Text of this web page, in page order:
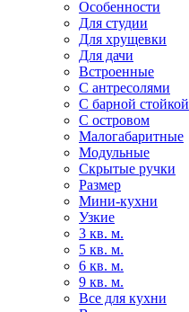
Особенности
Для студии
Для хрущевки
Для дачи
Встроенные
С антресолями
С барной стойкой
С островом
Малогабаритные
Модульные
Скрытые ручки
Размер
Мини-кухни
Узкие
3 кв. м.
5 кв. м.
6 кв. м.
9 кв. м.
Все для кухни